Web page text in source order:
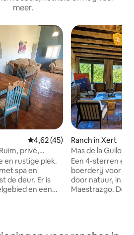
meer.
Gemiddelde beoordeling van
4,62 (45)
privé,
en rustige plek.
spa en
de deur. Er is
en een
Ranch in Xert
Mas de la Guilona
sterrenlandhuis
Een 4-sterren
boerderij voor 11
door natuur, in
Maestrazgo. De